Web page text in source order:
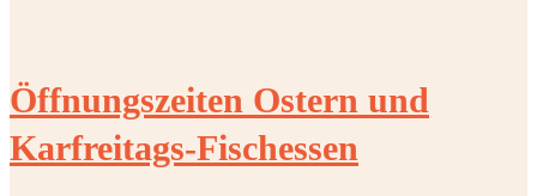
Öffnungszeiten Ostern und
Karfreitags-Fischessen